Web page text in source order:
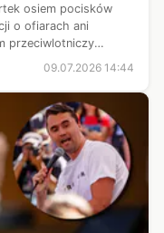
osiem pocisków
o ofiarach ani
przeciwlotniczy
09.07.2026 14:44